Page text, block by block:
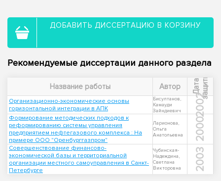
ДОБАВИТЬ ДИССЕРТАЦИЮ В КОРЗИНУ
Рекомендуемые диссертации данного раздела
Название работы Автор Д
а
т
а
з
а
щ
и
ты
Организационно-экономические основы
горизонтальной интеграции в АПК
Бисултанов,
Камауди
Зайндиевич
2002
Формирование методических подходов к
реформированию системы управления
предприятием нефтегазового комплекса : На
примере ООО "Оренбурггазпром"
Ларионова,
Ольга
Анатольевна
2000
Совершенствование финансово-
экономической базы и территориальной
организации местного самоуправления в Санкт-
Петербурге
Чубинская-
Надеждина,
Светлана
Викторовна
2003